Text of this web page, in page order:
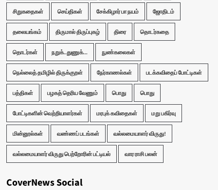
சிறுகதைகள் செய்திகள் சேக்கிழார் பா நயம் ஜோதிடம்
தலையங்கம் திருமால் திருப்புகழ் திரை தொடர்கதை
தொடர்கள் நறுக்..துணுக்... நுண்கலைகள்
நெல்லைத் தமிழில் திருக்குறள் நேர்காணல்கள் படக்கவிதைப் போட்டிகள்
பத்திகள் பழகத் தெரிய வேணும் பொது பொது
போட்டிகளின் வெற்றியாளர்கள் மரபுக் கவிதைகள் மறு பகிர்வு
மின்னூல்கள் வண்ணப் படங்கள் வல்லமையாளர் விருது!
வல்லமையாளர் விருது பெற்றோரின் பட்டியல் வார ராசி பலன்
CoverNews Social